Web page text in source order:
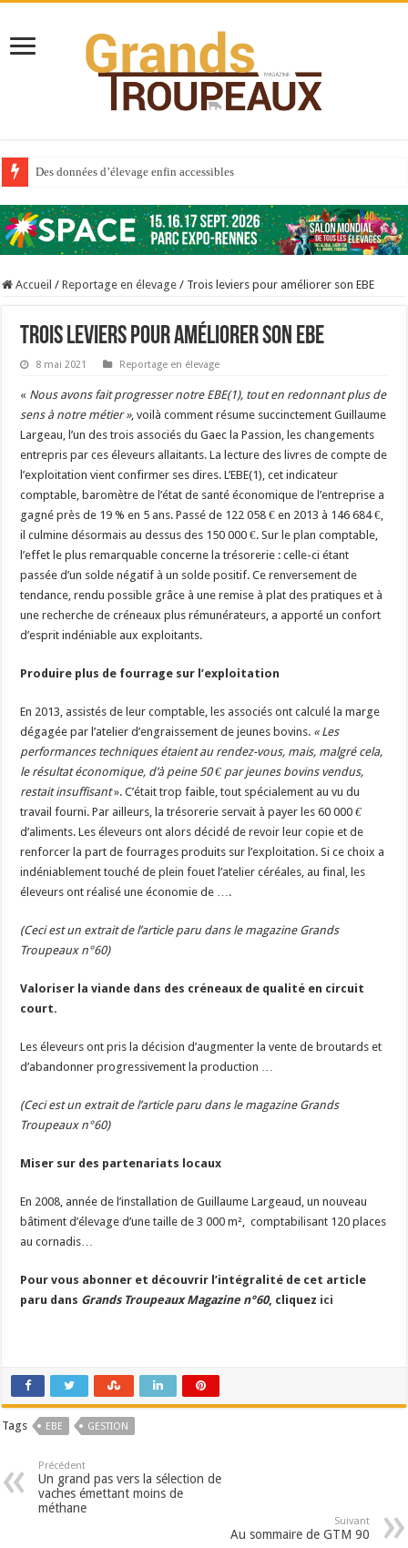
Des données d’élevage enfin accessibles
Au sommaire du premier numéro de 2025
Au sommaire de GTM 110
Aidez-nous à améliorer la santé de vos veaux !
Prix du lait européen : la France résiste mieux
À l’est, un nouveau virus
Un été fructueux pour Lactalis
Accueil / Reportage en élevage / Trois leviers pour améliorer son EBE
Trois leviers pour améliorer son EBE
8 mai 2021 Reportage en élevage
« Nous avons fait progresser notre EBE(1), tout en redonnant plus de
sens à notre métier », voilà comment résume succinctement Guillaume
Largeau, l’un des trois associés du Gaec la Passion, les changements
entrepris par ces éleveurs allaitants. La lecture des livres de compte de
l’exploitation vient confirmer ses dires. L’EBE(1), cet indicateur
comptable, baromètre de l’état de santé économique de l’entreprise a
gagné près de 19 % en 5 ans. Passé de 122 058 € en 2013 à 146 684 €,
il culmine désormais au dessus des 150 000 €. Sur le plan comptable,
l’effet le plus remarquable concerne la trésorerie : celle-ci étant
passée d’un solde négatif à un solde positif. Ce renversement de
tendance, rendu possible grâce à une remise à plat des pratiques et à
une recherche de créneaux plus rémunérateurs, a apporté un confort
d’esprit indéniable aux exploitants.
Produire plus de fourrage sur l’exploitation
En 2013, assistés de leur comptable, les associés ont calculé la marge
dégagée par l’atelier d’engraissement de jeunes bovins. « Les
performances techniques étaient au rendez-vous, mais, malgré cela,
le résultat économique, d’à peine 50 € par jeunes bovins vendus,
restait insuffisant». C’était trop faible, tout spécialement au vu du
travail fourni. Par ailleurs, la trésorerie servait à payer les 60 000€
d’aliments. Les éleveurs ont alors décidé de revoir leur copie et de
renforcer la part de fourrages produits sur l’exploitation. Si ce choix a
indéniablement touché de plein fouet l’atelier céréales, au final, les
éleveurs ont réalisé une économie de ….
(Ceci est un extrait de l’article paru dans le magazine Grands
Troupeaux n°60)
Valoriser la viande dans des créneaux de qualité en circuit
court.
Les éleveurs ont pris la décision d’augmenter la vente de broutards et
d’abandonner progressivement la production …
(Ceci est un extrait de l’article paru dans le magazine Grands
Troupeaux n°60)
Miser sur des partenariats locaux
En 2008, année de l’installation de Guillaume Largeaud, un nouveau
bâtiment d’élevage d’une taille de 3 000 m², comptabilisant 120 places
au cornadis…
Pour vous abonner et découvrir l’intégralité de cet article
paru dans Grands Troupeaux Magazine n°60, cliquez ici
Tags EBE GESTION
Précédent
Un grand pas vers la sélection de
vaches émettant moins de
méthane
Suivant
Au sommaire de GTM 90